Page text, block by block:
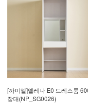
[까미엘]엘레나 E0 드레스룸
장대(NP_SG0026)